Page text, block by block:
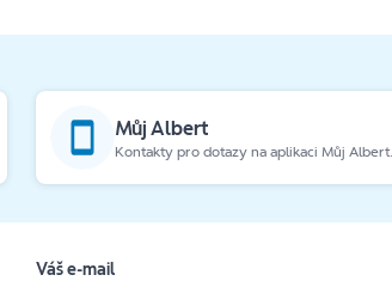
Můj Albert
Kontakty pro dotazy na aplikaci Můj Albert.
Váš e-mail